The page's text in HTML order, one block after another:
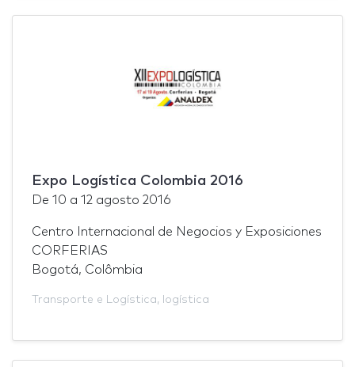
Expo Logística Colombia 2016
De 10 a 12 agosto 2016
Centro Internacional de Negocios y Exposiciones
CORFERIAS
Bogotá, Colômbia
Transporte e Logística, logística